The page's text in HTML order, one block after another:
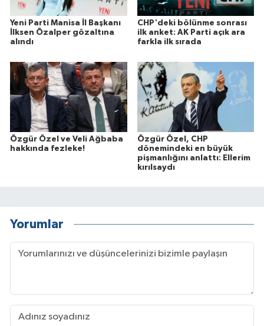
Yeni Parti Manisa İl Başkanı
İlksen Özalper gözaltına
alındı
CHP'deki bölünme sonrası
ilk anket: AK Parti açık ara
farkla ilk sırada
Özgür Özel ve Veli Ağbaba
hakkında fezleke!
Özgür Özel, CHP
dönemindeki en büyük
pişmanlığını anlattı: Ellerim
kırılsaydı
Yorumlar